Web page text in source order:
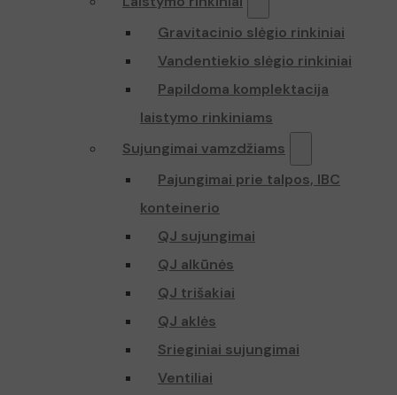
Gravitacinio slėgio rinkiniai
Vandentiekio slėgio rinkiniai
Papildoma komplektacija
laistymo rinkiniams
Sujungimai vamzdžiams
Pajungimai prie talpos, IBC
konteinerio
QJ sujungimai
QJ alkūnės
QJ trišakiai
QJ aklės
Srieginiai sujungimai
Ventiliai